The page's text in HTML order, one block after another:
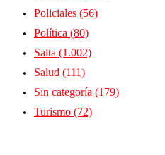
Policiales (56)
Política (80)
Salta (1.002)
Salud (111)
Sin categoría (179)
Turismo (72)